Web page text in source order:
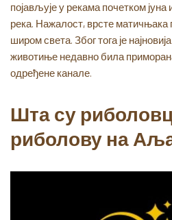
појављује у рекама почетком јуна
река. Нажалост, врсте матичњака
широм света. Због тога је
животиње недавно била
одређене канале.
Шта су
риболову на